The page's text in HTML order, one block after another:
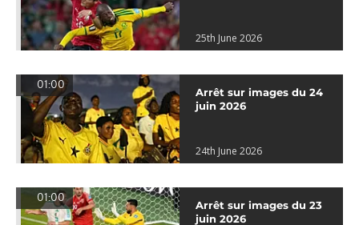
25th June 2026
01:00
Arrêt sur images du 24
juin 2026
24th June 2026
01:00
Arrêt sur images du 23
juin 2026